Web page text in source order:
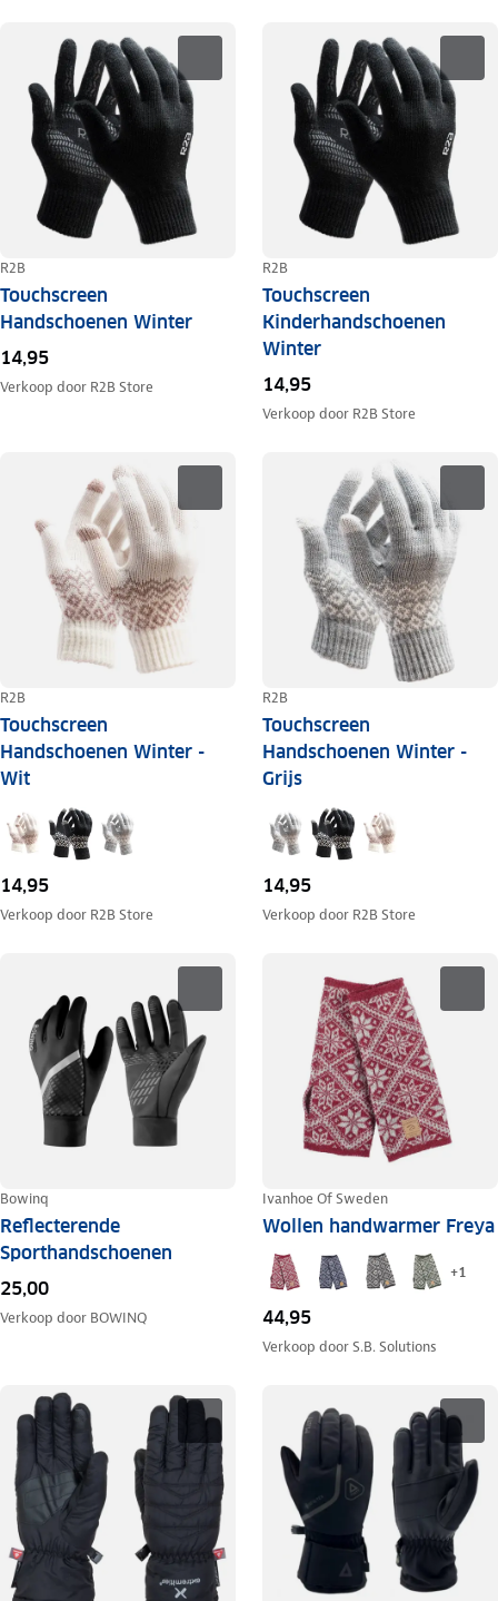
R2B
Touchscreen
Handschoenen Winter
14,95
Verkoop door R2B Store
R2B
Touchscreen
Kinderhandschoenen
Winter
14,95
Verkoop door R2B Store
R2B
Touchscreen
Handschoenen Winter -
Wit
14,95
Verkoop door R2B Store
R2B
Touchscreen
Handschoenen Winter -
Grijs
14,95
Verkoop door R2B Store
Bowinq
Reflecterende
Sporthandschoenen
25,00
Verkoop door BOWINQ
Ivanhoe Of Sweden
Wollen handwarmer Freya
+1
44,95
Verkoop doorS.B. Solutions